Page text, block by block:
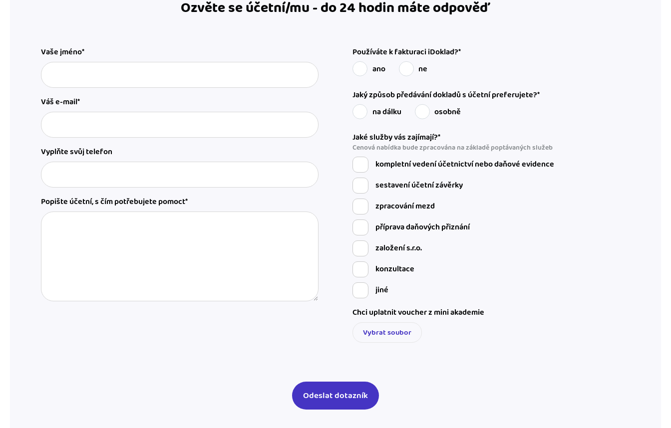
Ozvěte se účetní/mu - do 24 hodin máte odpověď
Vaše jméno*
Váš e-mail*
Vyplňte svůj telefon
Popište účetní, s čím potřebujete pomoct*
Používáte k fakturaci iDoklad?*
ano
ne
Jaký způsob předávání dokladů s účetní preferujete?*
na dálku
osobně
Jaké služby vás zajímají?*
Cenová nabídka bude zpracována na základě poptávaných služeb
kompletní vedení účetnictví nebo daňové evidence
sestavení účetní závěrky
zpracování mezd
příprava daňových přiznání
založení s.r.o.
konzultace
jiné
Chci uplatnit voucher z mini akademie
Vybrat soubor